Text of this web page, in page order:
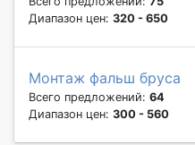
Диапазон цен: 320 - 650
Монтаж фальш бруса
Всего предложений: 64
Диапазон цен: 300 - 560